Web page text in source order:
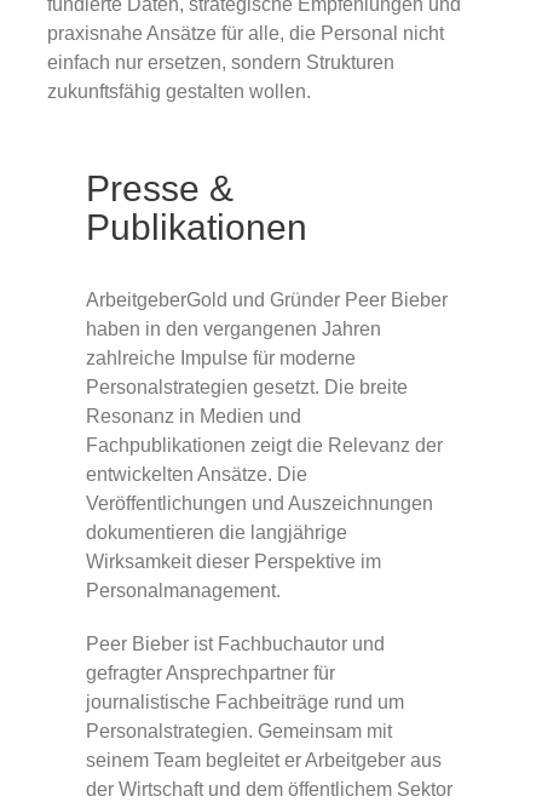
praxisnahe Ansätze für alle, die Personal nicht
einfach nur ersetzen, sondern Strukturen
zukunftsfähig gestalten wollen.
Presse &
Publikationen
ArbeitgeberGold und Gründer Peer Bieber
haben in den vergangenen Jahren
zahlreiche Impulse für moderne
Personalstrategien gesetzt. Die breite
Resonanz in Medien und
Fachpublikationen zeigt die Relevanz der
entwickelten Ansätze. Die
Veröffentlichungen und Auszeichnungen
dokumentieren die langjährige
Wirksamkeit dieser Perspektive im
Personalmanagement.
Peer Bieber ist Fachbuchautor und
gefragter Ansprechpartner für
journalistische Fachbeiträge rund um
Personalstrategien. Gemeinsam mit
seinem Team begleitet er Arbeitgeber aus
der Wirtschaft und dem öffentlichem Sektor